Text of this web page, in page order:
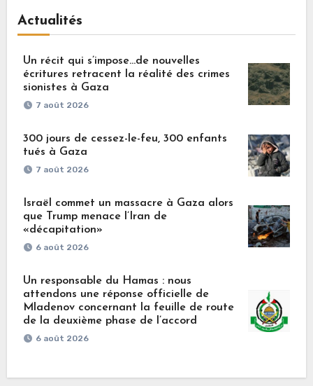
Actualités
Un récit qui s’impose…de nouvelles
écritures retracent la réalité des crimes
sionistes à Gaza
7 août 2026
300 jours de cessez-le-feu, 300 enfants
tués à Gaza
7 août 2026
Israël commet un massacre à Gaza alors
que Trump menace l’Iran de
«décapitation»
6 août 2026
Un responsable du Hamas : nous
attendons une réponse officielle de
Mladenov concernant la feuille de route
de la deuxième phase de l’accord
6 août 2026